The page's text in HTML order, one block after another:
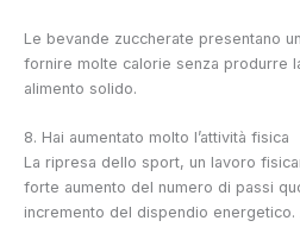
Le bevande zuccherate presentano
fornire molte calorie senza produrre
alimento solido.
8. Hai aumentato molto l’attività fisica
La ripresa dello sport, un lavoro
forte aumento del numero di passi
incremento del dispendio